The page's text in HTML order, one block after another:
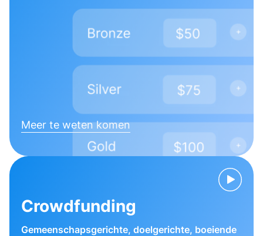
Meer te weten komen
Crowdfunding
Gemeenschapsgerichte, doelgerichte, boeiende